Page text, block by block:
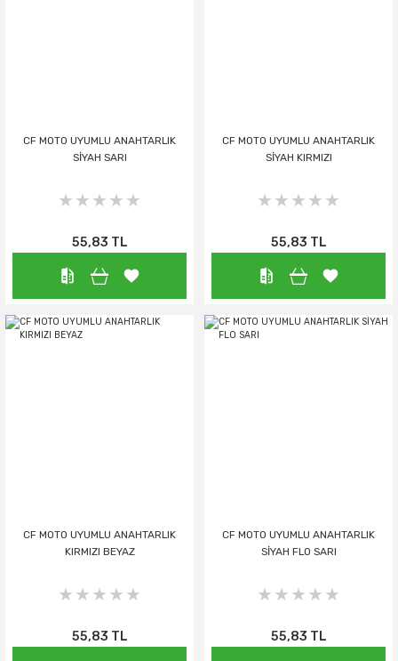
CF MOTO UYUMLU ANAHTARLIK
SİYAH SARI
55,83 TL
CF MOTO UYUMLU ANAHTARLIK
SİYAH KIRMIZI
55,83 TL
CF MOTO UYUMLU ANAHTARLIK
KIRMIZI BEYAZ
55,83 TL
CF MOTO UYUMLU ANAHTARLIK
SİYAH FLO SARI
55,83 TL